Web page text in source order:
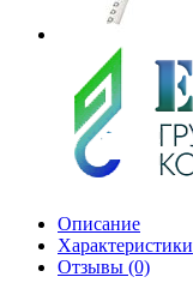
Описание
Характеристики
Отзывы (0)